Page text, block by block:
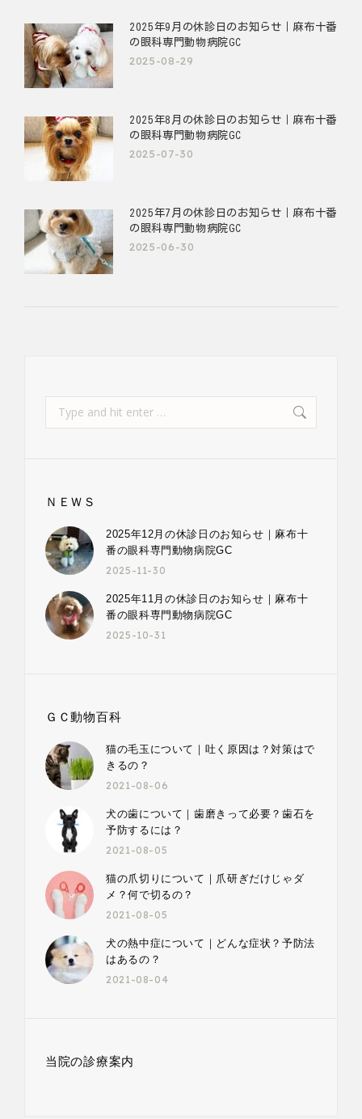
2025年9月の休診日のお知らせ｜麻布十番
の眼科専門動物病院GC
2025-08-29
2025年8月の休診日のお知らせ｜麻布十番
の眼科専門動物病院GC
2025-07-30
2025年7月の休診日のお知らせ｜麻布十番
の眼科専門動物病院GC
2025-06-30
ＮＥＷＳ
2025年12月の休診日のお知らせ｜麻布十
番の眼科専門動物病院GC
2025-11-30
2025年11月の休診日のお知らせ｜麻布十
番の眼科専門動物病院GC
2025-10-31
ＧＣ動物百科
猫の毛玉について｜吐く原因は？対策はで
きるの？
2021-08-06
犬の歯について｜歯磨きって必要？歯石を
予防するには？
2021-08-05
猫の爪切りについて｜爪研ぎだけじゃダ
メ？何で切るの？
2021-08-05
犬の熱中症について｜どんな症状？予防法
はあるの？
2021-08-04
当院の診療案内